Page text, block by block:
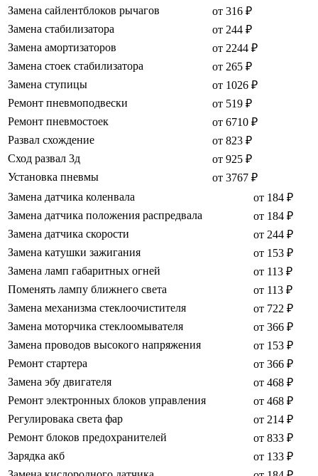
Замена сайлентблоков рычагов
от 316 ₽
Замена стабилизатора
от 244 ₽
Замена амортизаторов
от 2244 ₽
Замена стоек стабилизатора
от 265 ₽
Замена ступицы
от 1026 ₽
Ремонт пневмоподвески
от 519 ₽
Ремонт пневмостоек
от 6710 ₽
Развал схождение
от 823 ₽
Сход развал 3д
от 925 ₽
Установка пневмы
от 3767 ₽
Замена датчика коленвала
от 184 ₽
Замена датчика положения распредвала
от 184 ₽
Замена датчика скорости
от 244 ₽
Замена катушки зажигания
от 153 ₽
Замена ламп габаритных огней
от 113 ₽
Поменять лампу ближнего света
от 113 ₽
Замена механизма стеклоочистителя
от 722 ₽
Замена моторчика стеклоомывателя
от 366 ₽
Замена проводов высокого напряжения
от 153 ₽
Ремонт стартера
от 366 ₽
Замена эбу двигателя
от 468 ₽
Ремонт электронных блоков управления
от 468 ₽
Регулировака света фар
от 214 ₽
Ремонт блоков предохранителей
от 833 ₽
Зарядка акб
от 133 ₽